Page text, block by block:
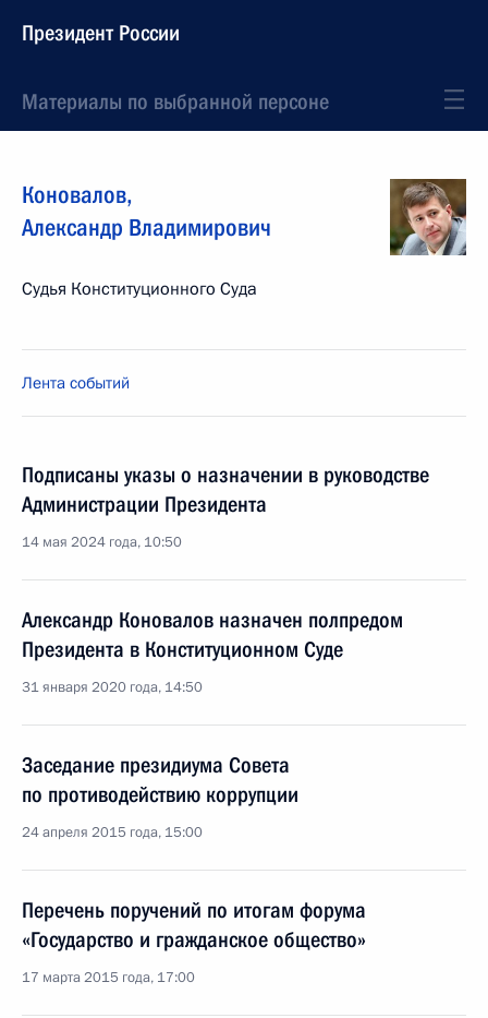
Президент России
Материалы по выбранной персоне
Коновалов,
Александр Владимирович
Судья Конституционного Суда
Лента событий
Подписаны указы о назначении в руководстве
Администрации Президента
14 мая 2024 года, 10:50
Александр Коновалов назначен полпредом
Президента в Конституционном Суде
31 января 2020 года, 14:50
Заседание президиума Совета
по противодействию коррупции
24 апреля 2015 года, 15:00
Перечень поручений по итогам форума
«Государство и гражданское общество»
17 марта 2015 года, 17:00